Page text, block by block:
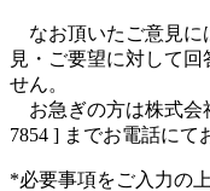
なお頂いたご意見に
見・ご要望に対して
せん。
お急ぎの方は株式会
7854 ] までお電話にて
*必要事項をご入力の